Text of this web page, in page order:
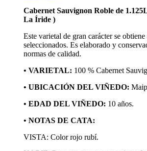
Cabernet Sauvignon Roble de
La Íride )
Este varietal de gran carácter se
seleccionados. Es elaborado y
normas de calidad.
• VARIETAL: 100 % Cabernet
• UBICACIÓN DEL VIÑEDO:
• EDAD DEL VIÑEDO: 10 años.
• NOTAS DE CATA:
VISTA: Color rojo rubí.